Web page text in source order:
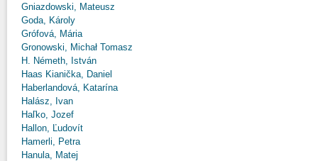
Gniazdowski, Mateusz
Goda, Károly
Grófová, Mária
Gronowski, Michał Tomasz
H. Németh, István
Haas Kianička, Daniel
Haberlandová, Katarína
Halász, Ivan
Haľko, Jozef
Hallon, Ľudovít
Hamerli, Petra
Hanula, Matej